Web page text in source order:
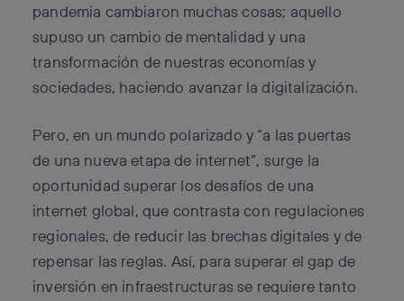
pandemia cambiaron muchas cosas; aquello
supuso un cambio de mentalidad y una
transformación de nuestras economías y
sociedades, haciendo avanzar la digitalización.
Pero, en un mundo polarizado y “a las puertas
de una nueva etapa de internet”, surge la
oportunidad superar los desafíos de una
internet global, que contrasta con regulaciones
regionales, de reducir las brechas digitales y de
repensar las reglas. Así, para superar el gap de
inversión en infraestructuras se requiere tanto